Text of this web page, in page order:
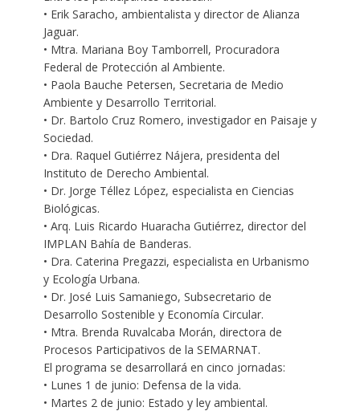
• Erik Saracho, ambientalista y director de Alianza
Jaguar.
• Mtra. Mariana Boy Tamborrell, Procuradora
Federal de Protección al Ambiente.
• Paola Bauche Petersen, Secretaria de Medio
Ambiente y Desarrollo Territorial.
• Dr. Bartolo Cruz Romero, investigador en Paisaje y
Sociedad.
• Dra. Raquel Gutiérrez Nájera, presidenta del
Instituto de Derecho Ambiental.
• Dr. Jorge Téllez López, especialista en Ciencias
Biológicas.
• Arq. Luis Ricardo Huaracha Gutiérrez, director del
IMPLAN Bahía de Banderas.
• Dra. Caterina Pregazzi, especialista en Urbanismo
y Ecología Urbana.
• Dr. José Luis Samaniego, Subsecretario de
Desarrollo Sostenible y Economía Circular.
• Mtra. Brenda Ruvalcaba Morán, directora de
Procesos Participativos de la SEMARNAT.
El programa se desarrollará en cinco jornadas:
• Lunes 1 de junio: Defensa de la vida.
• Martes 2 de junio: Estado y ley ambiental.